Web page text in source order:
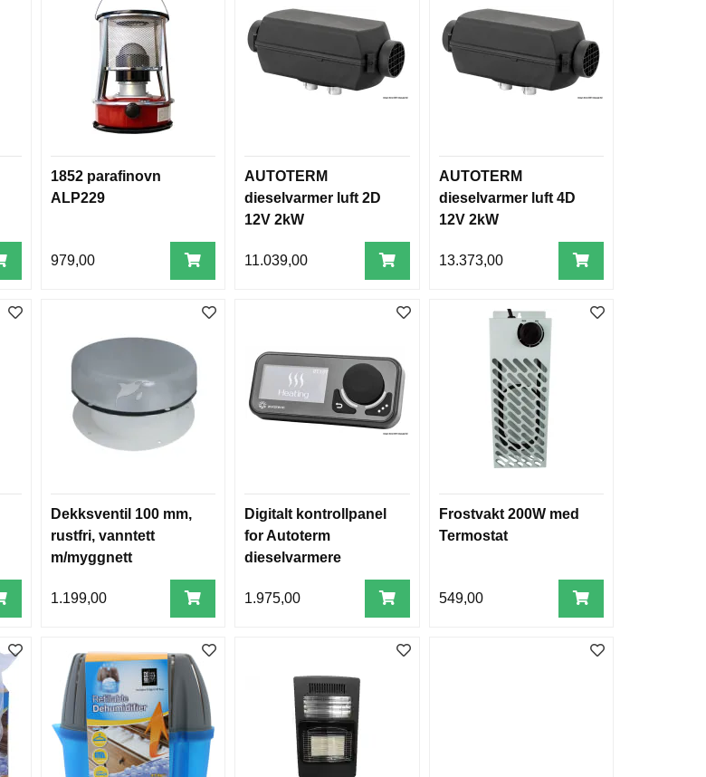
1852 parafinovn
ALP229
979,00
AUTOTERM
dieselvarmer luft 2D
12V 2kW
11.039,00
AUTOTERM
dieselvarmer luft 4D
12V 2kW
13.373,00
Dekksventil 100 mm,
rustfri, vanntett
m/myggnett
1.199,00
Digitalt kontrollpanel
for Autoterm
dieselvarmere
1.975,00
Frostvakt 200W med
Termostat
549,00